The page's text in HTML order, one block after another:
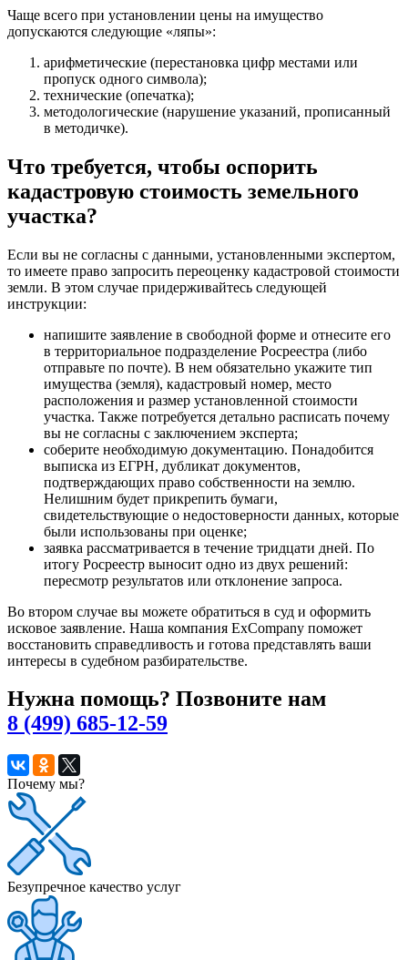
Чаще всего при установлении цены на имущество
допускаются следующие «ляпы»:
арифметические (перестановка цифр местами или
пропуск одного символа);
технические (опечатка);
методологические (нарушение указаний, прописанный
в методичке).
Что требуется, чтобы оспорить
кадастровую стоимость земельного
участка?
Если вы не согласны с данными, установленными экспертом,
то имеете право запросить переоценку кадастровой стоимости
земли. В этом случае придерживайтесь следующей
инструкции:
напишите заявление в свободной форме и отнесите его
в территориальное подразделение Росреестра (либо
отправьте по почте). В нем обязательно укажите тип
имущества (земля), кадастровый номер, место
расположения и размер установленной стоимости
участка. Также потребуется детально расписать почему
вы не согласны с заключением эксперта;
соберите необходимую документацию. Понадобится
выписка из ЕГРН, дубликат документов,
подтверждающих право собственности на землю.
Нелишним будет прикрепить бумаги,
свидетельствующие о недостоверности данных, которые
были использованы при оценке;
заявка рассматривается в течение тридцати дней. По
итогу Росреестр выносит одно из двух решений:
пересмотр результатов или отклонение запроса.
Во втором случае вы можете обратиться в суд и оформить
исковое заявление. Наша компания ExCompany поможет
восстановить справедливость и готова представлять ваши
интересы в судебном разбирательстве.
Нужна помощь? Позвоните нам
8 (499) 685-12-59
Почему мы?
Безупречное качество услуг